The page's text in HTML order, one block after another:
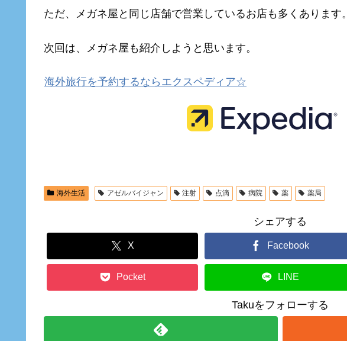
ただ、メガネ屋と同じ店舗で営業しているお店も多くあります。
次回は、メガネ屋も紹介しようと思います。
海外旅行を予約するならエクスペディア☆
海外生活 アゼルバイジャン 注射 点滴 病院 薬 薬局
シェアする
X Facebook
Pocket LINE
Takuをフォローする